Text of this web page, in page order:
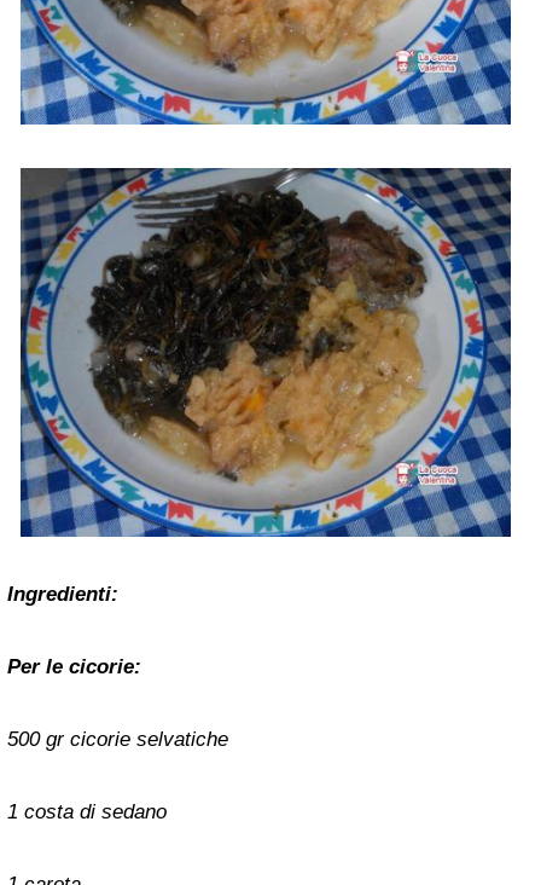
Ingredienti:
Per le cicorie:
500 gr cicorie selvatiche
1 costa di sedano